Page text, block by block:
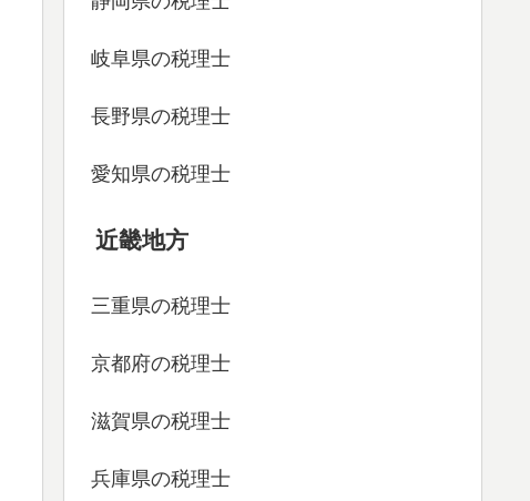
岐阜県の税理士
長野県の税理士
愛知県の税理士
近畿地方
三重県の税理士
京都府の税理士
滋賀県の税理士
兵庫県の税理士